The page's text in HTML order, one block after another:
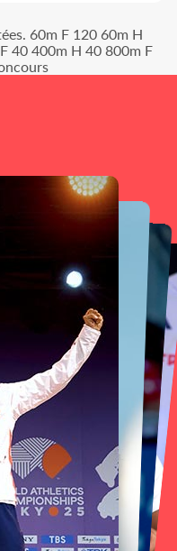
60m F 120 60m H
40 400m H 40 800m F